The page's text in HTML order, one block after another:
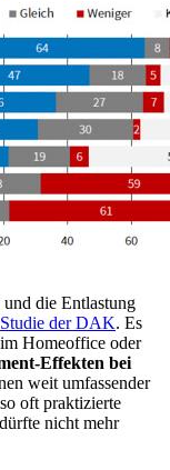
die Entlastung
Studie der DAK. Es
Homeoffice oder
Effekten bei
weit umfassender
oft praktizierte
nicht mehr